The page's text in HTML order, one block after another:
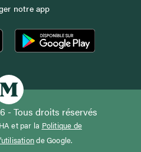
notre app
- Tous droits réservés
et par la Politique de
de Google.